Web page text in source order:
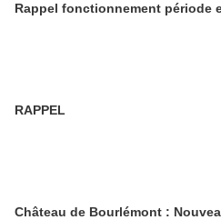
Rappel fonctionnement période
RAPPEL
Château de Bourlémont :